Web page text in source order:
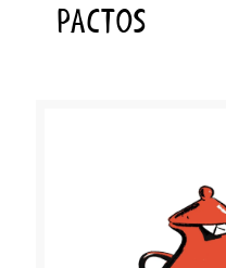
PACTOS